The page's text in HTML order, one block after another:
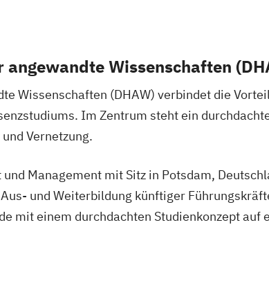
angewandte Wissenschaften
Wissenschaften (DHAW) verbindet die
Im Zentrum steht ein
Vernetzung.
Management mit Sitz in Potsdam,
und Weiterbildung künftiger
mit einem durchdachten Studienkonzept